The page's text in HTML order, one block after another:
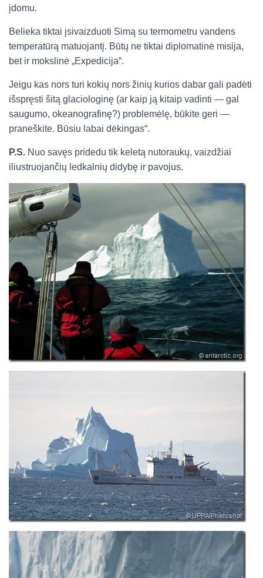
įdomu.
Belieka tiktai įsivaizduoti Simą su termometru vandens
temperatūrą matuojantį. Būtų ne tiktai diplomatinė misija,
bet ir mokslinė „Expedicija“.
Jeigu kas nors turi kokių nors žinių kurios dabar gali padėti
išspręsti šitą glaciologinę (ar kaip ją kitaip vadinti — gal
saugumo, okeanografinę?) problemėlę, būkite geri —
praneškite. Būsiu labai dėkingas“.
P.S. Nuo savęs pridedu tik keletą nutoraukų, vaizdžiai
iliustruojančių ledkalnių didybę ir pavojus.